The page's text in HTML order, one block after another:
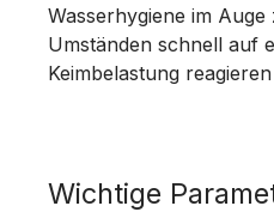
Wasserhygiene im
Umständen schnell auf
Keimbelastung
Wichtige